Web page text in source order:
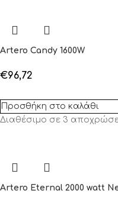
Artero Candy 1600W
€96,72
Προσθήκη στο καλάθι
Διαθέσιμο σε 3
Artero Eternal 2000 watt